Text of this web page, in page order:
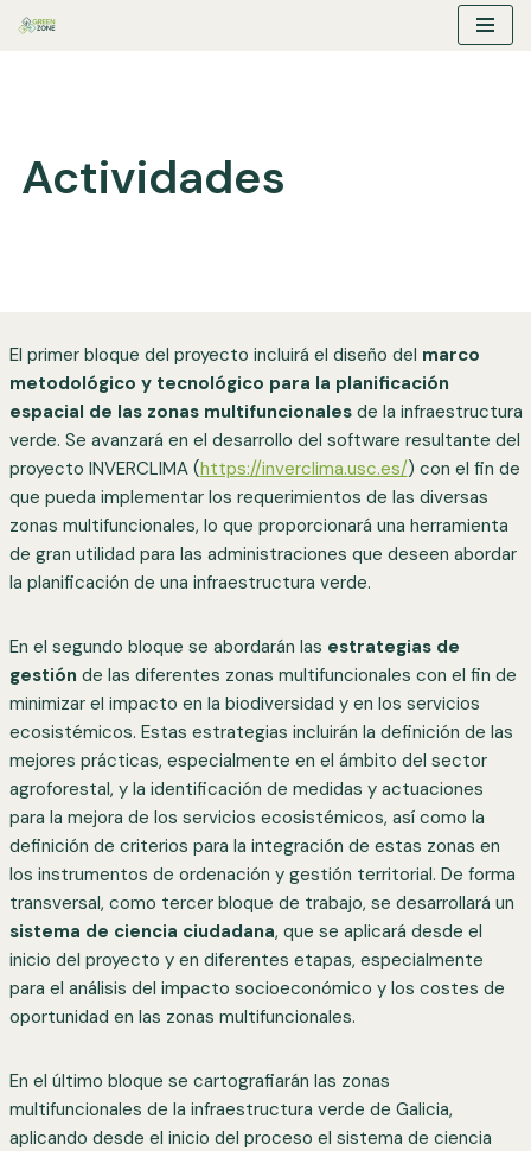
Actividades
El primer bloque del proyecto incluirá el diseño del marco
metodológico y tecnológico para la planificación
espacial de las zonas multifuncionalesde la infraestructura
verde. Se avanzará en el desarrollo del software resultante del
proyecto INVERCLIMA (https://inverclima.usc.es/) con el fin de
que pueda implementar los requerimientos de las diversas
zonas multifuncionales, lo que proporcionará una herramienta
de gran utilidad para las administraciones que deseen abordar
la planificación de una infraestructura verde.
En el segundo bloque se abordarán las estrategias de
gestión de las diferentes zonas multifuncionales con el fin de
minimizar el impacto en la biodiversidad y en los servicios
ecosistémicos. Estas estrategias incluirán la definición de las
mejores prácticas, especialmente en el ámbito del sector
agroforestal, y la identificación de medidas y actuaciones
para la mejora de los servicios ecosistémicos, así como la
definición de criterios para la integración de estas zonas en
los instrumentos de ordenación y gestión territorial. De forma
transversal, como tercer bloque de trabajo, se desarrollará un
sistema de ciencia ciudadana, que se aplicará desde el
inicio del proyecto y en diferentes etapas, especialmente
para el análisis del impacto socioeconómico y los costes de
oportunidad en las zonas multifuncionales.
En el último bloque se cartografiarán las zonas
multifuncionales de la infraestructura verde de Galicia,
aplicando desde el inicio del proceso el sistema de ciencia